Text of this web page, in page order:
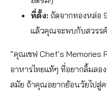
ที่ตั้ง: ถัดจากทองหล่อ
แล้วคุณจะพบกับสวรร
“คุณเชฟ Chef’s Memories
อาหารไทยแท้ๆ ที่อยากลิ้มลอ
สมัย ถ้าคุณอยากย้อนวัยไปสู่